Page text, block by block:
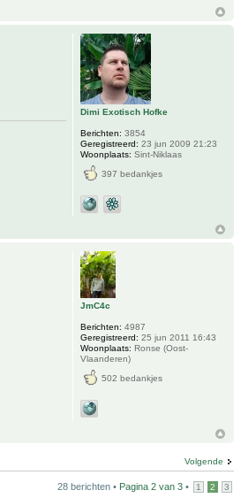
Dimi Exotisch Hofke
Berichten: 3854
Geregistreerd: 23 jun 2009 21:23
Woonplaats: Sint-Niklaas
397 bedankjes
JmC4c
Berichten: 4987
Geregistreerd: 25 jun 2011 16:43
Woonplaats: Ronse (Oost-
Vlaanderen)
502 bedankjes
Volgende
28 berichten • Pagina 2 van 3 • 1 2 3